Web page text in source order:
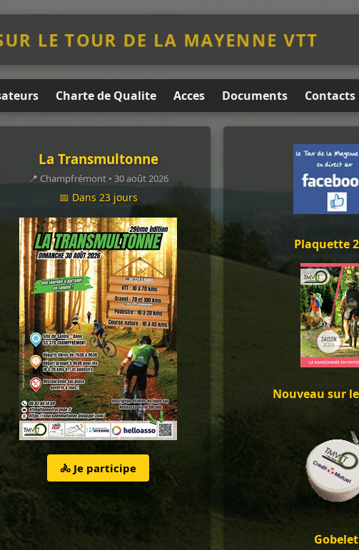
LE TOUR DE LA MAYENNE VTT
Charte de Qualite Acces Documents Contacts
La Transmultonne
📍 Champfrémont • 30 août 2026
📅 Dans 23 jours
🚴 Je participe
Plaquette
Nouveau sur le
Gobelet